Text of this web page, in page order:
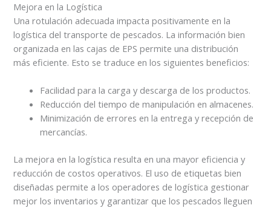
Mejora en la Logística
Una rotulación adecuada impacta positivamente en la
logística del transporte de pescados. La información bien
organizada en las cajas de EPS permite una distribución
más eficiente. Esto se traduce en los siguientes beneficios:
Facilidad para la carga y descarga de los productos.
Reducción del tiempo de manipulación en almacenes.
Minimización de errores en la entrega y recepción de
mercancías.
La mejora en la logística resulta en una mayor eficiencia y
reducción de costos operativos. El uso de etiquetas bien
diseñadas permite a los operadores de logística gestionar
mejor los inventarios y garantizar que los pescados lleguen